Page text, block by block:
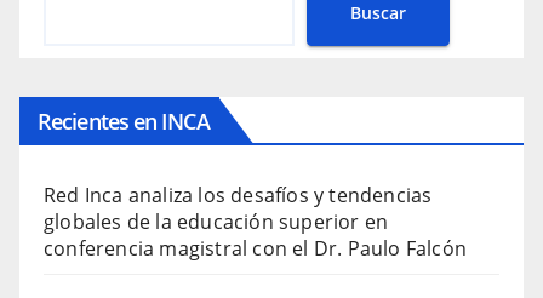
Buscar
Recientes en INCA
Red Inca analiza los desafíos y tendencias
globales de la educación superior en
conferencia magistral con el Dr. Paulo Falcón